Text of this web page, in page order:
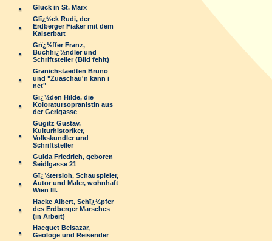
Gluck in St. Marx
Glï¿½ck Rudi, der
Erdberger Fiaker mit dem
Kaiserbart
Grï¿½ffer Franz,
Buchhï¿½ndler und
Schriftsteller (Bild fehlt)
Granichstaedten Bruno
und "Zuaschau'n kann i
net"
Gï¿½den Hilde, die
Koloratursopranistin aus
der Gerlgasse
Gugitz Gustav,
Kulturhistoriker,
Volkskundler und
Schriftsteller
Gulda Friedrich, geboren
Seidlgasse 21
Gï¿½tersloh, Schauspieler,
Autor und Maler, wohnhaft
Wien III.
Hacke Albert, Schï¿½pfer
des Erdberger Marsches
(in Arbeit)
Hacquet Belsazar,
Geologe und Reisender